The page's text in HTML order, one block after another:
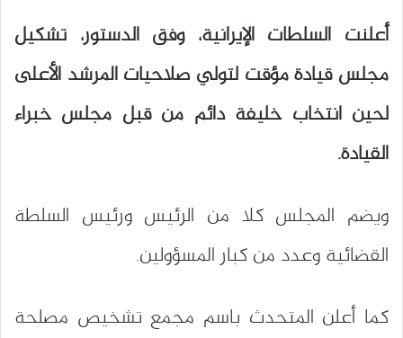
أعلنت السلطات الإيرانية، وفق الدستور، تشكيل
مجلس قيادة مؤقت لتولي صلاحيات المرشد الأعلى
لحين انتخاب خليفة دائم من قبل مجلس خبراء
القيادة.
ويضم المجلس كلا من الرئيس ورئيس السلطة
القضائية وعدد من كبار المسؤولين.
كما أعلن المتحدث باسم مجمع تشخيص مصلحة